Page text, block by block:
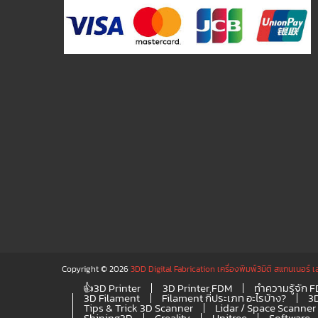
Copyright © 20263DD Digital Fabrication เครื่องพิมพ์3มิติ สแกนเนอร์ เ
👍3D Printer 3D Printer FDM ทำความรู้จัก
3D Filament Filament กี่ประเภท อะไรบ้าง?
Tips & Trick 3D Scanner Lidar / Space Scanner